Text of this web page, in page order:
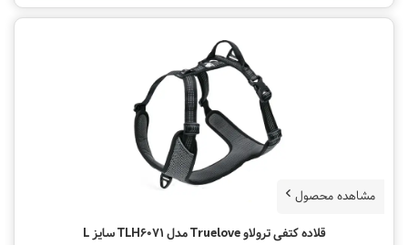
مشاهده محصول
قلاده کتفی ترولاو Truelove مدل TLH6071 سایز L